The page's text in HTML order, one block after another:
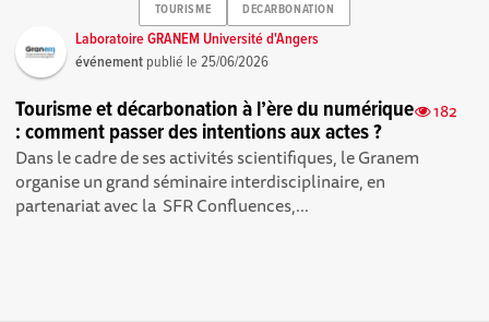
TOURISME DECARBONATION
Laboratoire GRANEM Université d'Angers
événement publié le25/06/2026
182
Tourisme et décarbonation à l’ère du numérique
: comment passer des intentions aux actes ?
Dans le cadre de ses activités scientifiques, le Granem
organise un grand séminaire interdisciplinaire, en
partenariat avec la SFR Confluences,...